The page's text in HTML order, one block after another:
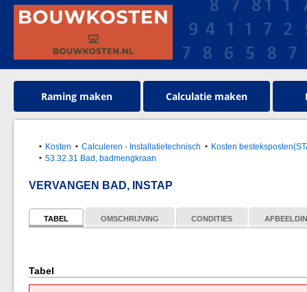
Raming maken Calculatie maken
Kosten Calculeren - Installatietechnisch
Kosten
53.32.31 Bad, badmengkraan
VERVANGEN BAD, INSTAP
TABEL OMSCHRIJVING CONDITIES
Tabel